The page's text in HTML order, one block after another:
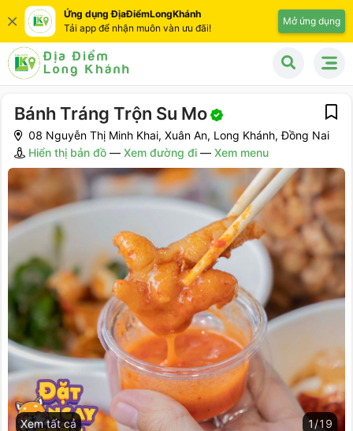
Ứng dụng ĐịaĐiểmLongKhánh
Tải app để nhận muôn vàn ưu đãi!
Mở ứng dụng
Bánh Tráng Trộn Su Mo
08 Nguyễn Thị Minh Khai, Xuân An, Long Khánh, Đồng Nai
Hiển thị bản đồ — Xem đường đi — Xem menu
Xem tất cả 1/19